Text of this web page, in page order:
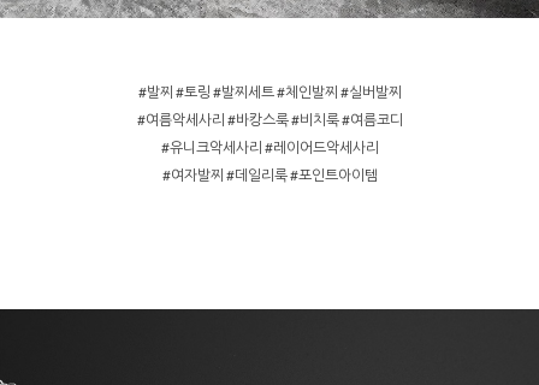
#발찌 #토링 #발찌세트 #체인발찌 #실버발찌
#여름악세사리 #바캉스룩 #비치룩 #여름코디
#유니크악세사리 #레이어드악세사리
#여자발찌 #데일리룩 #포인트아이템